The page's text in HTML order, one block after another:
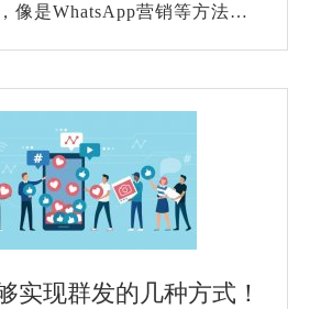
像是WhatsApp营销等方法，
实现群发的几种方式！